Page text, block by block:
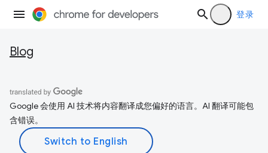
登录
Blog
Google 会使用 AI 技术将内容翻译成您偏好的语言。AI 翻译可能包
含错误。